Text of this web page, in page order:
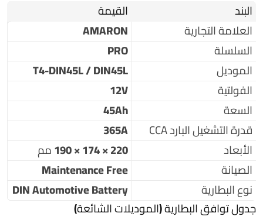
البند
القيمة
العلامة التجارية
AMARON
السلسلة
PRO
الموديل
T4-DIN45L / DIN45L
الفولتية
12V
السعة
45Ah
قدرة التشغيل البارد CCA
365A
الأبعاد
220 × 174 × 190 مم
الصيانة
Maintenance Free
نوع البطارية
DIN Automotive Battery
جدول توافق البطارية (الموديلات الشائعة)